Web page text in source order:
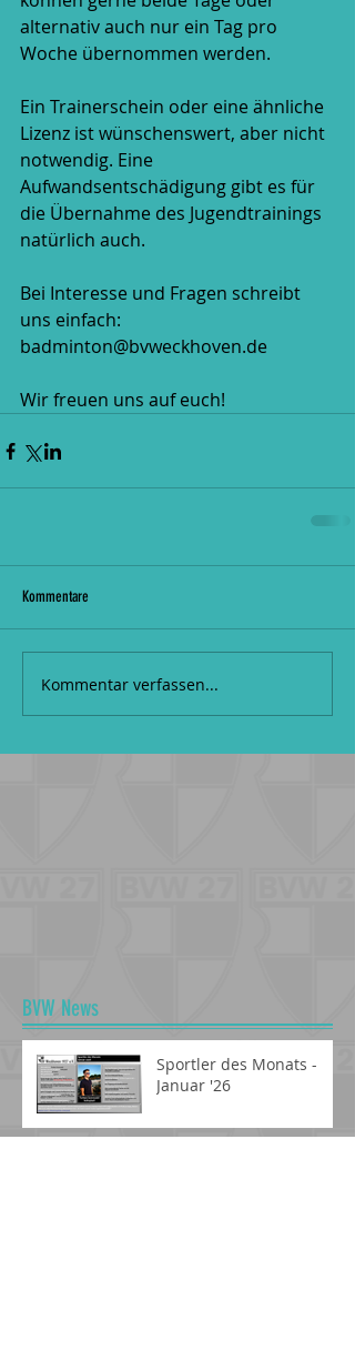
alternativ auch nur ein Tag pro
Woche übernommen werden.
Ein Trainerschein oder eine ähnliche
Lizenz ist wünschenswert, aber nicht
notwendig. Eine
Aufwandsentschädigung gibt es für
die Übernahme des Jugendtrainings
natürlich auch.
Bei Interesse und Fragen schreibt
uns einfach:
badminton@bvweckhoven.de
Wir freuen uns auf euch!
Kommentare
Kommentar verfassen...
BVW News
Sportler des Monats -
Januar '26